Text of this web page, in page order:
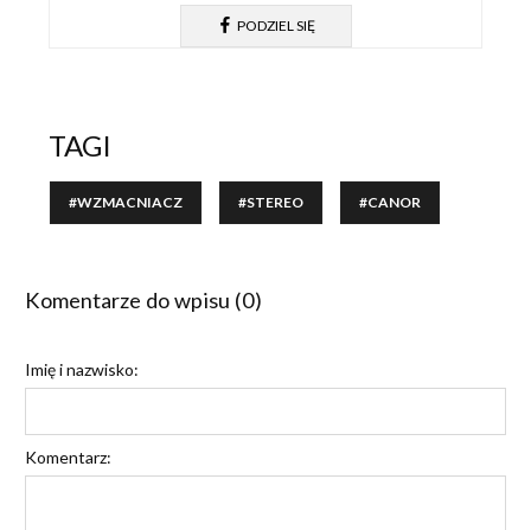
PODZIEL SIĘ
TAGI
#WZMACNIACZ #STEREO #CANOR
Komentarze do wpisu (0)
Imię i nazwisko:
Komentarz: